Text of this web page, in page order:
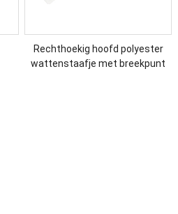
Rechthoekig hoofd polyester
wattenstaafje met breekpunt